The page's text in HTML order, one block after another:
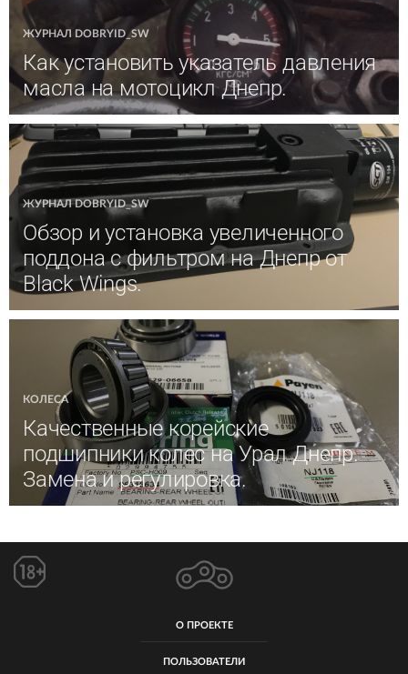
ЖУРНАЛ DOBRYID_SW
Как установить указатель давления
масла на мотоцикл Днепр.
ЖУРНАЛ DOBRYID_SW
Обзор и установка увеличенного
поддона с фильтром на Днепр от
Black Wings.
КОЛЕСА
Качественные корейские
подшипники колес на Урал Днепр.
Замена и регулировка.
О ПРОЕКТЕ
ПОЛЬЗОВАТЕЛИ